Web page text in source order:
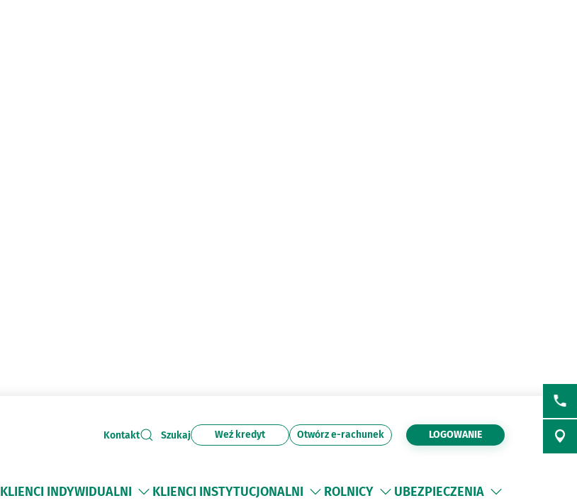
Kontakt Szukaj Weź kredyt Otwórz e-rachunek LOGOWANIE
KLIENCI INDYWIDUALNI KLIENCI INSTYTUCJONALNI ROLNICY UBEZPIECZENIA